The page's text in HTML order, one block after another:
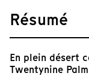
Résumé
En plein désert
Twentynine